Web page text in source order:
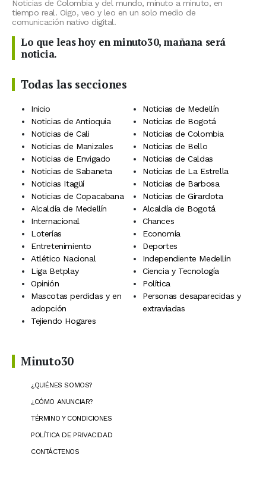
Noticias de Colombia y del mundo, minuto a minuto, en
tiempo real. Oigo, veo y leo en un solo medio de
comunicación nativo digital.
Lo que leas hoy en minuto30, mañana será
noticia.
Todas las secciones
Inicio
Noticias de Medellín
Noticias de Antioquia
Noticias de Bogotá
Noticias de Cali
Noticias de Colombia
Noticias de Manizales
Noticias de Bello
Noticias de Envigado
Noticias de Caldas
Noticias de Sabaneta
Noticias de La Estrella
Noticias Itagüí
Noticias de Barbosa
Noticias de Copacabana
Noticias de Girardota
Alcaldía de Medellín
Alcaldía de Bogotá
Internacional
Chances
Loterías
Economía
Entretenimiento
Deportes
Atlético Nacional
Independiente Medellín
Liga Betplay
Ciencia y Tecnología
Opinión
Política
Mascotas perdidas y en
adopción
Personas desaparecidas y
extraviadas
Tejiendo Hogares
Minuto30
¿QUIÉNES SOMOS?
¿CÓMO ANUNCIAR?
TÉRMINO Y CONDICIONES
POLÍTICA DE PRIVACIDAD
CONTÁCTENOS